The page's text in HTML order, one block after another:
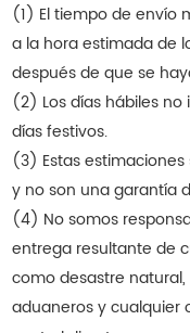
(1) El tiempo de envío
a la hora estimada de
después de que se
(2) Los días hábiles
días festivos.
(3) Estas
y no son una garantía
(4) No somos
entrega resultante de
como desastre
aduaneros y cualquier